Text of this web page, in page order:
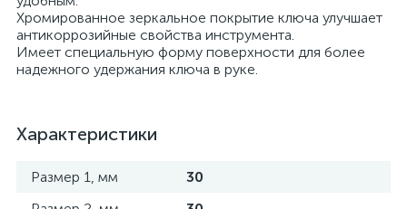
Хромированное зеркальное покрытие ключа улучшает
антикоррозийные свойства инструмента.
Имеет специальную форму поверхности для более
надежного удержания ключа в руке.
Характеристики
Размер 1, мм
30